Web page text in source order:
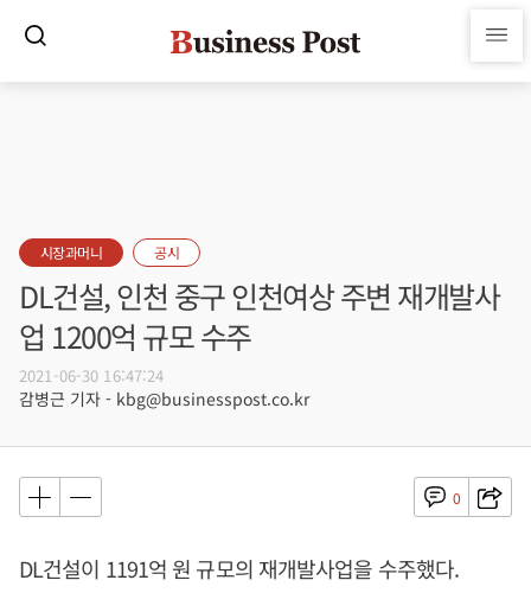
시장과머니 공시
DL건설, 인천 중구 인천여상 주변 재개발사
업 1200억 규모 수주
2021-06-30 16:47:24
감병근 기자 - kbg@businesspost.co.kr
0
DL건설이 1191억 원 규모의 재개발사업을 수주했다.